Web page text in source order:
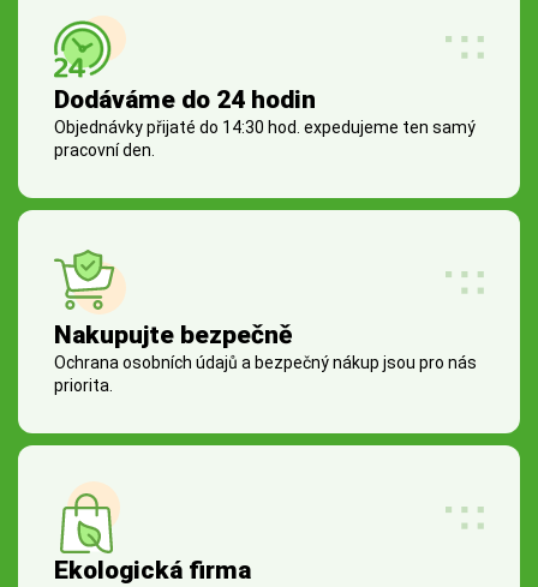
Dodáváme do 24 hodin
Objednávky přijaté do 14:30 hod. expedujeme ten samý
pracovní den.
Nakupujte bezpečně
Ochrana osobních údajů a bezpečný nákup jsou pro nás
priorita.
Ekologická firma